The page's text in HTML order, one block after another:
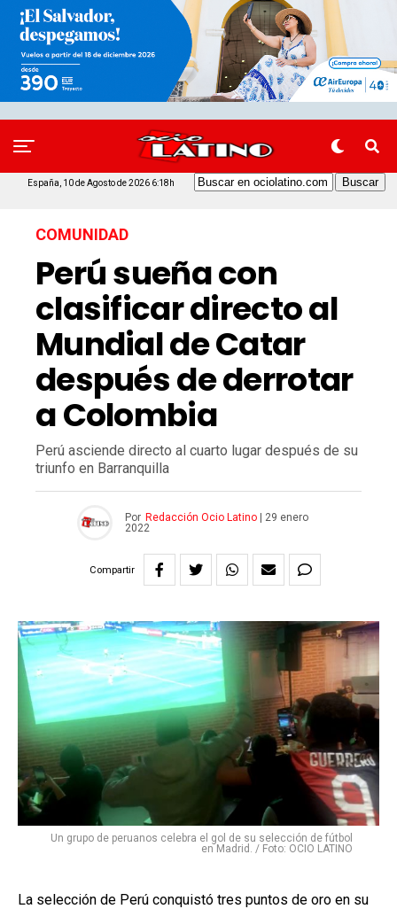
España, 10 de Agosto de 2026 6:18h
COMUNIDAD
Perú sueña con
clasificar directo al
Mundial de Catar
después de derrotar
a Colombia
Perú asciende directo al cuarto lugar después de su
triunfo en Barranquilla
Por Redacción Ocio Latino
29 enero
2022
Compartir
Un grupo de peruanos celebra el gol de su selección de fútbol
en Madrid. / Foto: OCIO LATINO
La selección de Perú conquistó tres puntos de oro en su